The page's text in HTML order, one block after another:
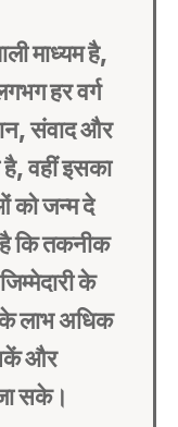
माध्यम है,
हर वर्ग
संवाद और
है, वहीं इसका
को जन्म दे
कि तकनीक
के
लाभ अधिक
और
सके।